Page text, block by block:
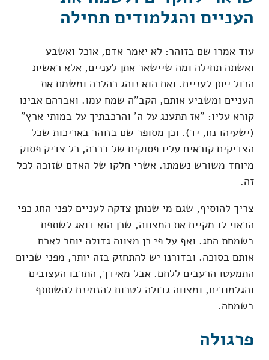
העניים והגלמודים תחילה
עוד אמרו שם בזוהר: לא יאמר אדם, אוכל ואשבע
ואשתה תחילה ומה שיישאר אתן לעניים, אלא ראשית
הכול ייתן לעניים. ואם הוא נוהג כהלכה ומשמח את
העניים ומשביע אותם, הקב"ה שמח עמו. ואברהם אבינו
קורא עליו: "אז תתענג על ה' והרכבתיך על במותי ארץ"
(ישעיהו נח, יד). וכן מסופר שם בזוהר באריכות שכל
הצדיקים קוראים עליו פסוקים של ברכה, כל צדיק פסוק
מיוחד משורש נשמתו. אשרי חלקו של האדם שזוכה לכל
זה.
צריך להוסיף, שגם מי שנותן צדקה לעניים לפני החג כפי
הראוי לו מקיים את המצווה, שכן הוא דואג לשתפם
בשמחת החג. ואף על פי כן מצווה גדולה יותר לארח
אותם בסוכה. ובדורנו יש להתחזק בזה יותר, מפני שכיום
התמעטו הרעבים ללחם. אבל מאידך, התרבו העצובים
והגלמודים, ומצווה גדולה לטרוח להזמינם להשתתף
בשמחה.
פרגולה